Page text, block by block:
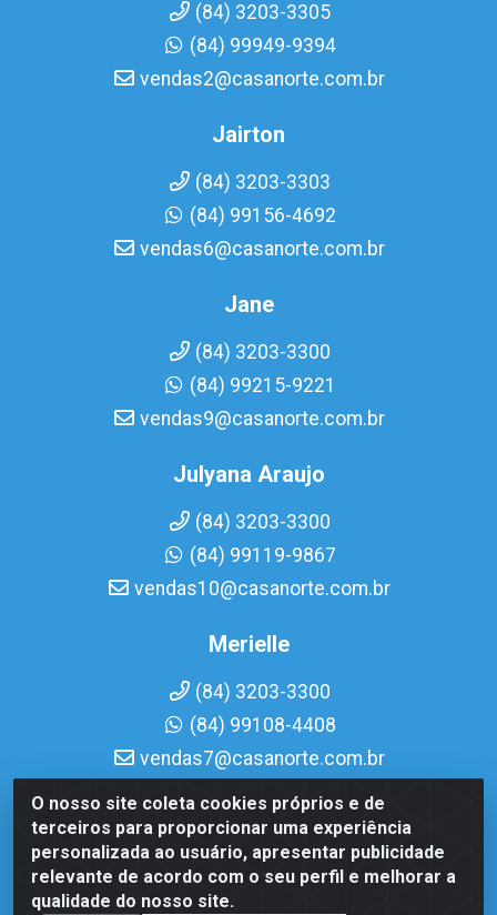
O nosso site coleta cookies próprios e de
terceiros para proporcionar uma experiência
personalizada ao usuário, apresentar publicidade
relevante de acordo com o seu perfil e melhorar a
qualidade do nosso site.
(84) 3203-3305
(84) 99949-9394
vendas2@casanorte.com.br
Jairton
(84) 3203-3303
(84) 99156-4692
vendas6@casanorte.com.br
Jane
(84) 3203-3300
(84) 99215-9221
vendas9@casanorte.com.br
Julyana Araujo
(84) 3203-3300
(84) 99119-9867
vendas10@casanorte.com.br
Merielle
(84) 3203-3300
(84) 99108-4408
vendas7@casanorte.com.br
Casa Norte LTDA - Av. Interventor Mário Câmara, 1815 -
Dix-Sept Rosado, Natal/RN - CEP 59054-600 - CNPJ
08.713.513/0001-51